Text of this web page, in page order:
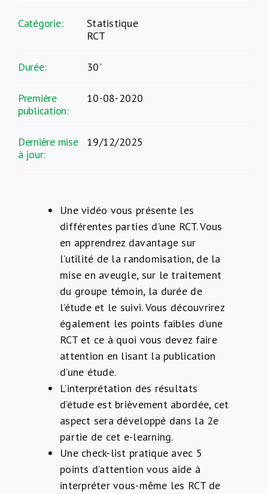
Catégorie:
Statistique
RCT
Durée: 30'
Première
publication:
10-08-2020
Dernière mise
à jour:
19/12/2025
Une vidéo vous présente les
différentes parties d’une RCT. Vous
en apprendrez davantage sur
l’utilité de la randomisation, de la
mise en aveugle, sur le traitement
du groupe témoin, la durée de
l’étude et le suivi. Vous découvrirez
également les points faibles d’une
RCT et ce à quoi vous devez faire
attention en lisant la publication
d’une étude.
L’interprétation des résultats
d’étude est brièvement abordée, cet
aspect sera développé dans la 2e
partie de cet e-learning.
Une check-list pratique avec 5
points d’attention vous aide à
interpréter vous-même les RCT de